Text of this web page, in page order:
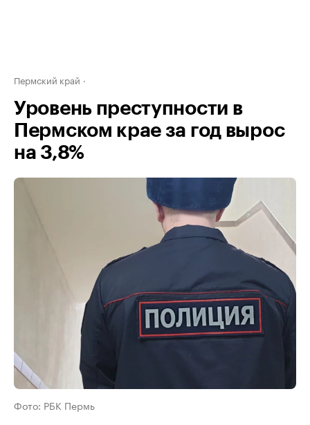
Пермский край
Уровень преступности в
Пермском крае за год вырос
на 3,8%
Фото: РБК Пермь